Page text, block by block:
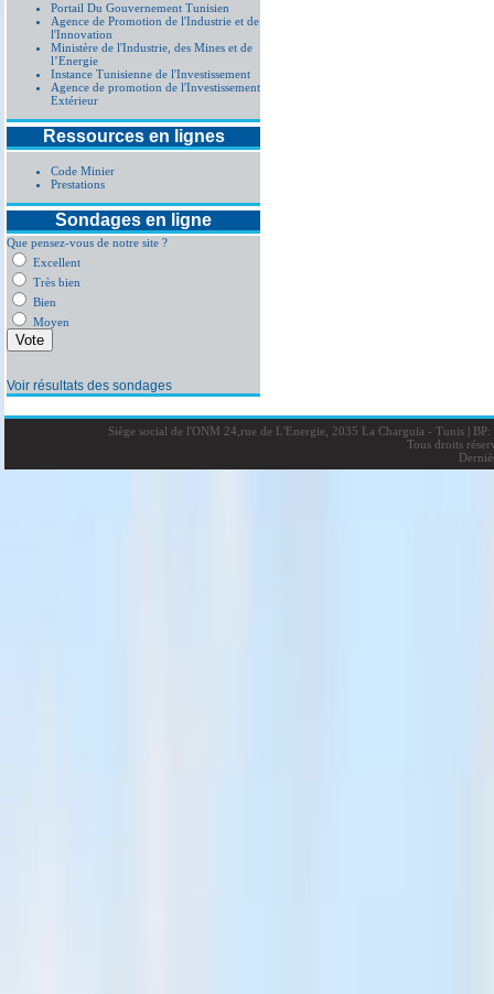
Portail Du Gouvernement Tunisien
Agence de Promotion de l'Industrie et de
l'Innovation
Ministère de l'Industrie, des Mines et de
l’Energie
Instance Tunisienne de l'Investissement
Agence de promotion de l'Investissement
Extérieur
Ressources en lignes
Code Minier
Prestations
Sondages en ligne
Que pensez-vous de notre site ?
Excellent
Très bien
Bien
Moyen
Voir résultats des sondages
Siège social de l'ONM 24,rue de L'Energie, 2035 La Charguia - Tunis |BP:
Tous droits